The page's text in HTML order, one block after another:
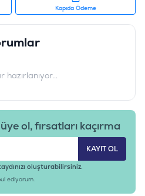
Kapıda Ödeme
hazırlanıyor...
ol, fırsatları kaçırma
KAYIT OL
oluşturabilirsiniz.
ediyorum.